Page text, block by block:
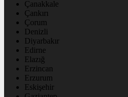
Çanakkale
Çankırı
Çorum
Denizli
Diyarbakır
Edirne
Elazığ
Erzincan
Erzurum
Eskişehir